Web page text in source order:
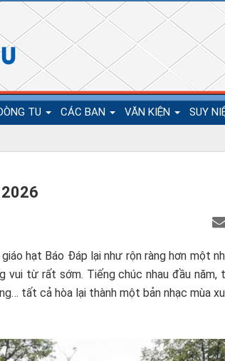
TU CÁC BAN VĂN KIỆN SUY
hạt Báo Đáp lại như rộn ràng hơn một
từ rất sớm. Tiếng chúc nhau đầu năm,
tất cả hòa lại thành một bản nhạc mùa